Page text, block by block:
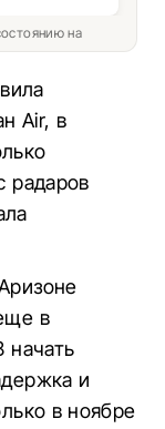
на
Air, в
радаров
в
начать
и
в ноябре